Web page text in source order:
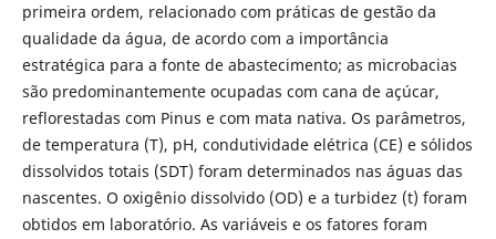
primeira ordem, relacionado com práticas de gestão da
qualidade da água, de acordo com a importância
estratégica para a fonte de abastecimento; as microbacias
são predominantemente ocupadas com cana de açúcar,
reflorestadas com Pinus e com mata nativa. Os parâmetros,
de temperatura (T), pH, condutividade elétrica (CE) e sólidos
dissolvidos totais (SDT) foram determinados nas águas das
nascentes. O oxigênio dissolvido (OD) e a turbidez (t) foram
obtidos em laboratório. As variáveis e os fatores foram